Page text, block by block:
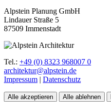
Alpstein Planung GmbH
Lindauer Straße 5
87509 Immenstadt
Tel.: +49 (0) 8323 968007 0
architektur@alpstein.de
Impressum | Datenschutz
Alle akzeptieren Alle ablehnen